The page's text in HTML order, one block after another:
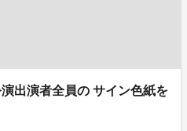
出演者全員の サイン色紙を